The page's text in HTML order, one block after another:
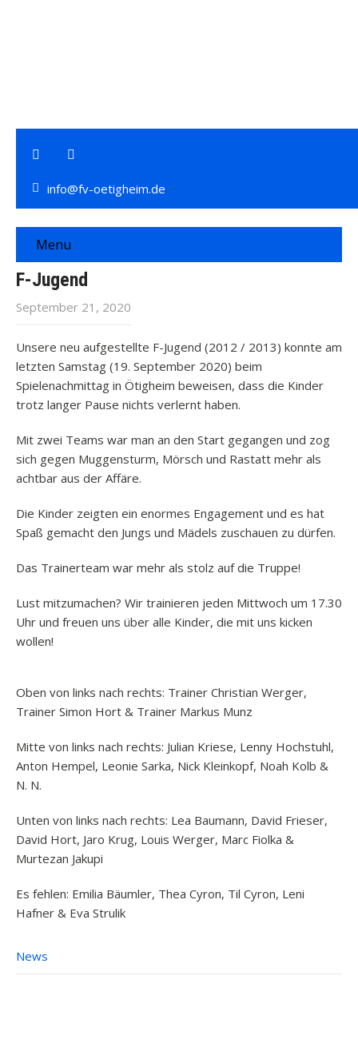
info@fv-oetigheim.de
Menu
F-Jugend
September 21, 2020
Unsere neu aufgestellte F-Jugend (2012 / 2013) konnte am
letzten Samstag (19. September 2020) beim
Spielenachmittag in Ötigheim beweisen, dass die Kinder
trotz langer Pause nichts verlernt haben.
Mit zwei Teams war man an den Start gegangen und zog
sich gegen Muggensturm, Mörsch und Rastatt mehr als
achtbar aus der Affäre.
Die Kinder zeigten ein enormes Engagement und es hat
Spaß gemacht den Jungs und Mädels zuschauen zu dürfen.
Das Trainerteam war mehr als stolz auf die Truppe!
Lust mitzumachen? Wir trainieren jeden Mittwoch um 17.30
Uhr und freuen uns über alle Kinder, die mit uns kicken
wollen!
Oben von links nach rechts: Trainer Christian Werger,
Trainer Simon Hort & Trainer Markus Munz
Mitte von links nach rechts: Julian Kriese, Lenny Hochstuhl,
Anton Hempel, Leonie Sarka, Nick Kleinkopf, Noah Kolb &
N. N.
Unten von links nach rechts: Lea Baumann, David Frieser,
David Hort, Jaro Krug, Louis Werger, Marc Fiolka &
Murtezan Jakupi
Es fehlen: Emilia Bäumler, Thea Cyron, Til Cyron, Leni
Hafner & Eva Strulik
News